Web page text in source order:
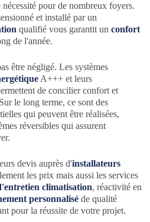
pour de nombreux foyers.
et installé par un
qualifié vous garantit un confort
de l'année.
être négligé. Les systèmes
A+++ et leurs
de concilier confort et
le long terme, ce sont des
qui peuvent être réalisées,
réversibles qui assurent
devis auprès d'installateurs
les prix mais aussi les services
climatisation, réactivité en
personnalisé de qualité
pour la réussite de votre projet.